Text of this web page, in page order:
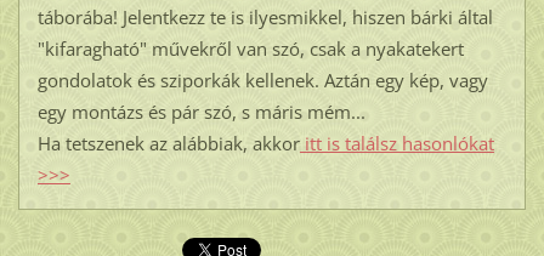
táborába! Jelentkezz te is ilyesmikkel, hiszen bárki által
"kifaragható" művekről van szó, csak a nyakatekert
gondolatok és sziporkák kellenek. Aztán egy kép, vagy
egy montázs és pár szó, s máris mém...
Ha tetszenek az alábbiak, akkoritt is találsz hasonlókat
>>>